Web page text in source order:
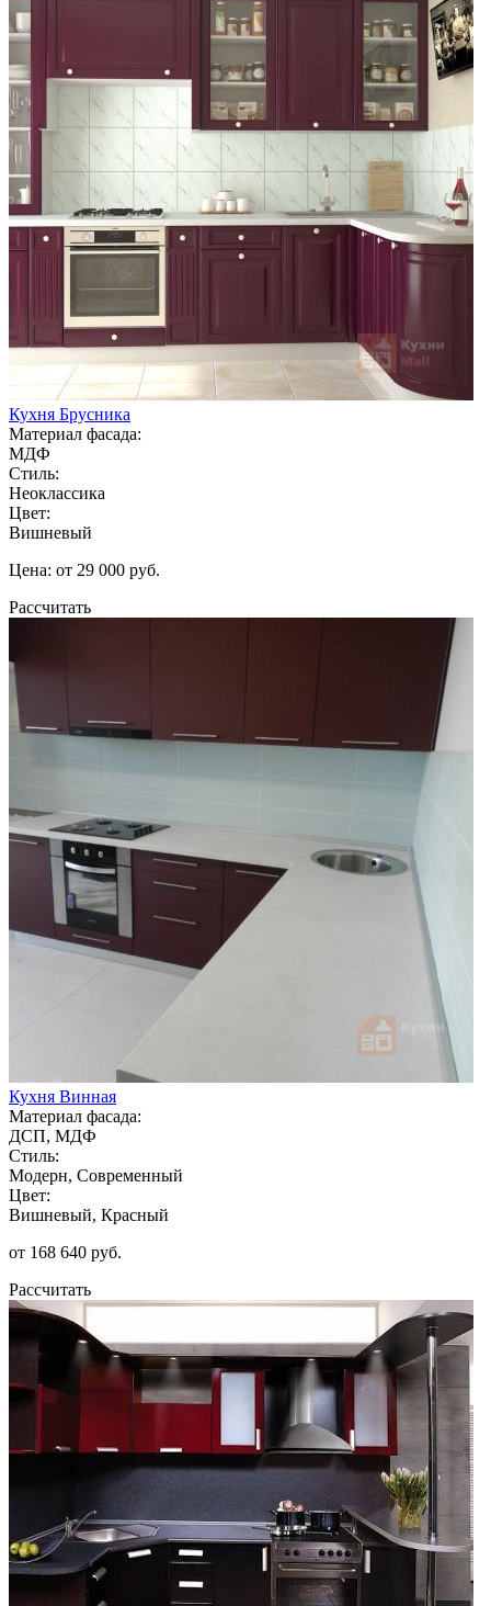
Кухня Брусника
Материал фасада:
МДФ
Стиль:
Неоклассика
Цвет:
Вишневый
Цена: от 29 000 руб.
Рассчитать
Кухня Винная
Материал фасада:
ДСП, МДФ
Стиль:
Модерн, Современный
Цвет:
Вишневый, Красный
от 168 640 руб.
Рассчитать